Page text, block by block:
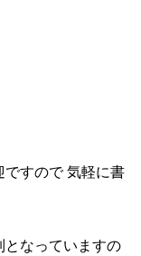
弱かったみたい
ですので 気軽に書
となっていますの